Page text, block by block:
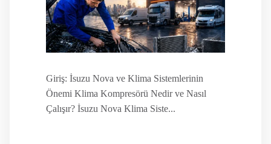
Giriş: İsuzu Nova ve Klima Sistemlerinin
Önemi Klima Kompresörü Nedir ve Nasıl
Çalışır? İsuzu Nova Klima Siste...